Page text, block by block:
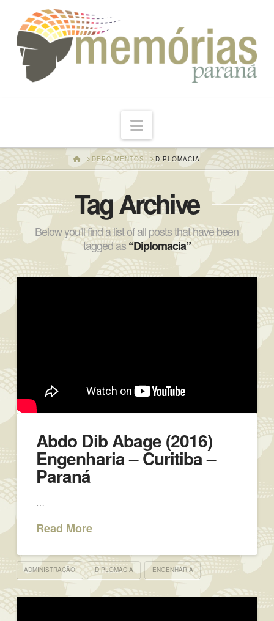
Navigation
HOMEDEPOIMENTOS DIPLOMACIA
Tag Archive
Below you'll find a list of all posts that have been
tagged as“Diplomacia”
Abdo Dib Abage (2016)
Engenharia – Curitiba –
Paraná
…
Read More
ADMINISTRAÇÃO DIPLOMACIA ENGENHARIA